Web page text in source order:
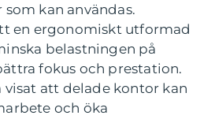
kan användas.
en ergonomiskt utformad
belastningen på
fokus och prestation.
visat att delade kontor kan
och öka